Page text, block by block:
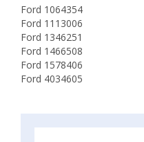
Ford 1064354
Ford 1113006
Ford 1346251
Ford 1466508
Ford 1578406
Ford 4034605